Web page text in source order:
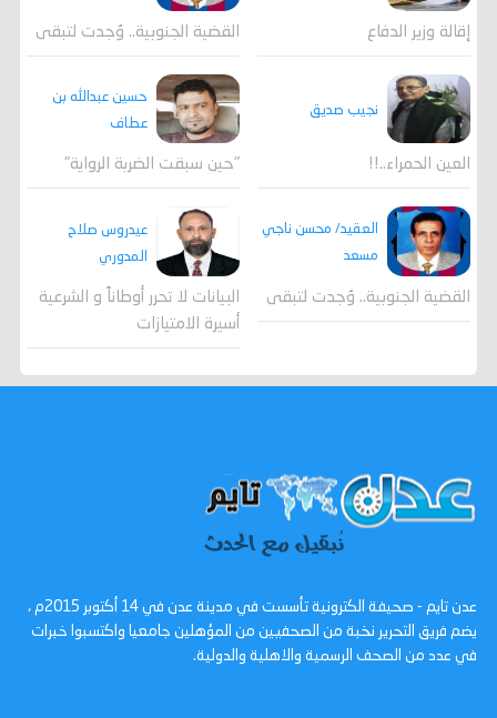
إقالة وزير الدفاع القضية الجنوبية.. وُجدت لتبقى
نجيب صديق
العين الحمراء..!!
حسين عبدالله بن
عطاف
"حين سبقت الضربة الرواية"
العقيد/ محسن ناجي
مسعد
القضية الجنوبية.. وُجدت لتبقى
عيدروس صلاح
المدوري
البيانات لا تحرر أوطاناً و الشرعية
أسيرة الامتيازات
عدن تايم - صحيفة الكترونية تأسست في مدينة عدن في 14 أكتوبر 2015م ،
يضم فريق التحرير نخبة من الصحفيين من المؤهلين جامعيا واكتسبوا خبرات
في عدد من الصحف الرسمية والاهلية والدولية.